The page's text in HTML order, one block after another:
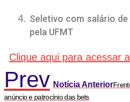
Seletivo com salário
pela UFMT
Clique aqui para acessar
Prev Notícia Anterior
anúncio e patrocínio das bets